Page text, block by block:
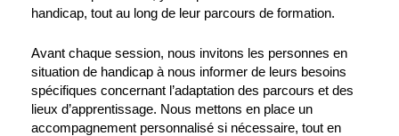
handicap, tout au long de leur parcours de formation.
Avant chaque session, nous invitons les personnes en
situation de handicap à nous informer de leurs besoins
spécifiques concernant l’adaptation des parcours et des
lieux d’apprentissage. Nous mettons en place un
accompagnement personnalisé si nécessaire, tout en